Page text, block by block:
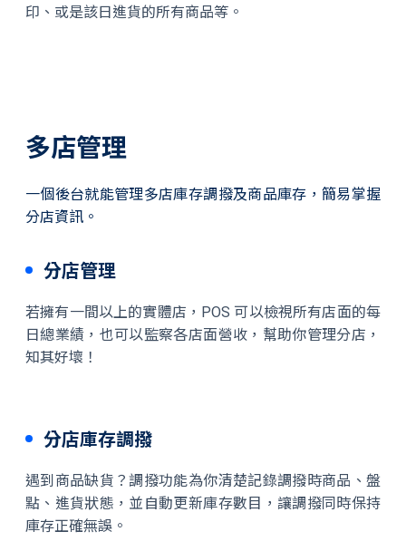
印、或是該日進貨的所有商品等。
多店管理
一個後台就能管理多店庫存調撥及商品庫存，簡易掌握
分店資訊。
分店管理
若擁有一間以上的實體店，POS 可以檢視所有店面的每
日總業績，也可以監察各店面營收，幫助你管理分店，
知其好壞！
分店庫存調撥
遇到商品缺貨？調撥功能為你清楚記錄調撥時商品、盤
點、進貨狀態，並自動更新庫存數目，讓調撥同時保持
庫存正確無誤。